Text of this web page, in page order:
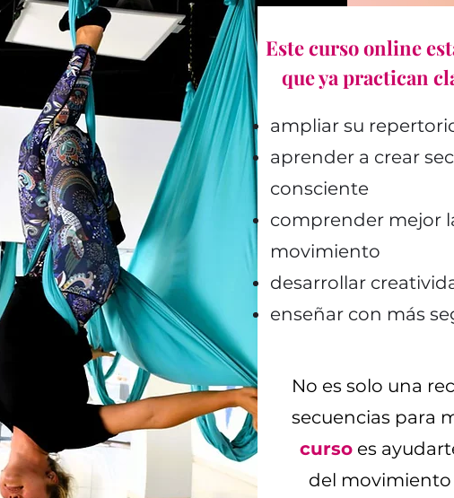
Este curso online
que ya practican
ampliar su
aprender a crear
consciente
comprender mejor
movimiento
desarrollar
enseñar con más
No es solo una
secuencias para
cursoes
del movimiento